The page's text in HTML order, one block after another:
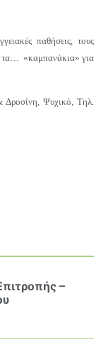
παθήσεις, τους
τα… «καμπανάκια» για
Ψυχικό, Τηλ.
–